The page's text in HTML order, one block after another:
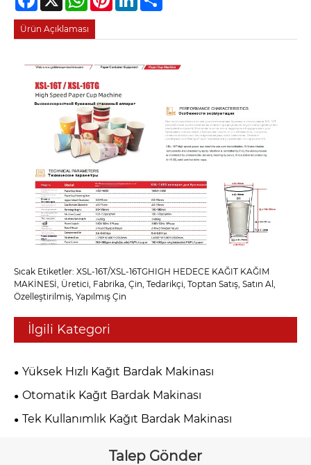
Ürün Açıklaması
Sıcak Etiketler: XSL-16T/XSL-16TGHIGH HEDECE KAĞIT KAĞIM
MAKİNESİ, Üretici, Fabrika, Çin, Tedarikçi, Toptan Satış, Satın Al,
Özelleştirilmiş, Yapılmış Çin
İlgili Kategori
Yüksek Hızlı Kağıt Bardak Makinası
Otomatik Kağıt Bardak Makinası
Tek Kullanımlık Kağıt Bardak Makinası
Talep Gönder